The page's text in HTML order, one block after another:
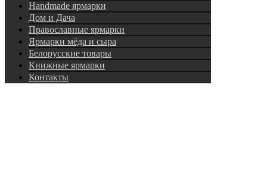
Нandmade ярмарки
Дом и Дача
Православные ярмарки
Ярмарки мёда и сыра
Белорусские товары
Книжные ярмарки
Контакты